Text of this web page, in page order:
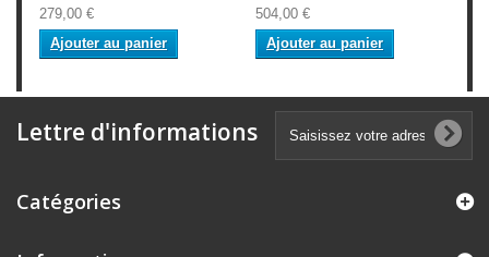
279,00 €
Ajouter au panier
504,00 €
Ajouter au panier
Lettre d'informations
Catégories